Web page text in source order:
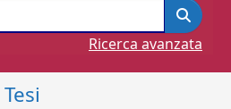
Ricerca avanzata
Tesi